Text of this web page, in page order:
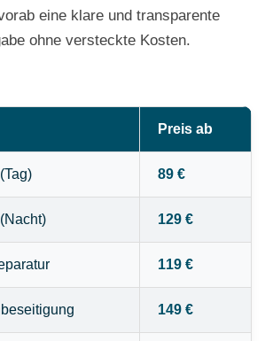
eine klare und transparente
ohne versteckte Kosten.
Preis ab
89 €
129 €
119 €
149 €